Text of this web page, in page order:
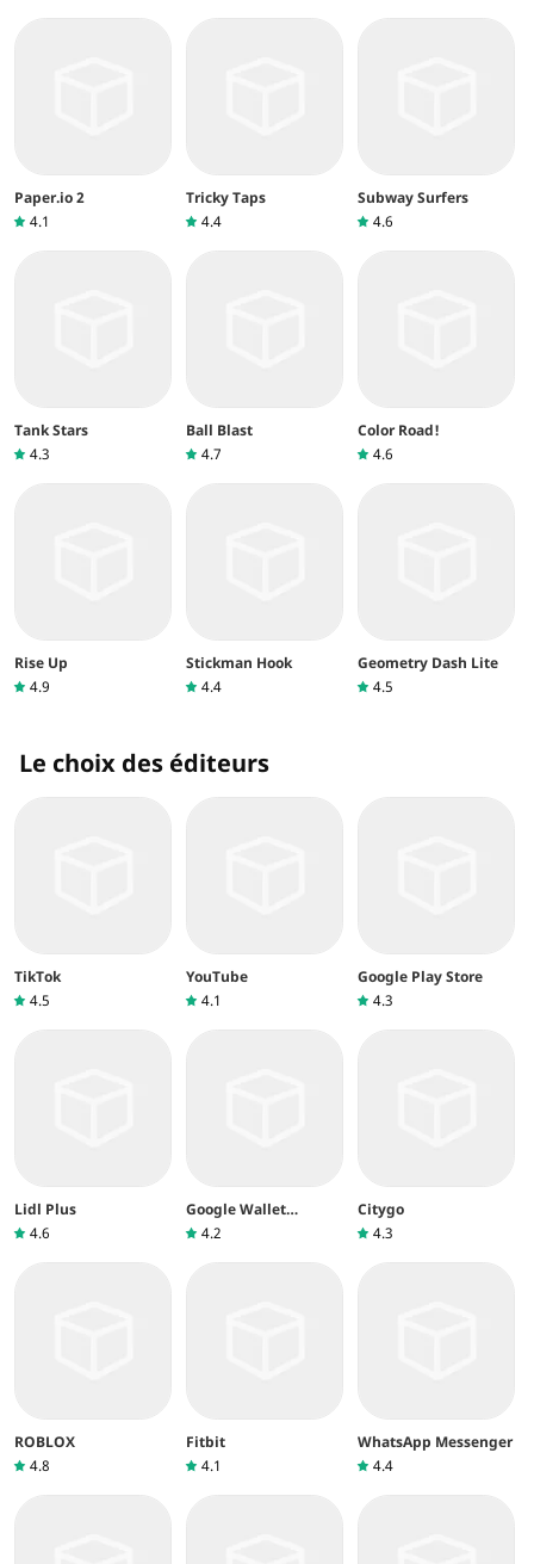
Paper.io 2
4.1
Tricky Taps
4.4
Subway Surfers
4.6
Tank Stars
4.3
Ball Blast
4.7
Color Road!
4.6
Rise Up
4.9
Stickman Hook
4.4
Geometry Dash Lite
4.5
Le choix des éditeurs
TikTok
4.5
YouTube
4.1
Google Play Store
4.3
Lidl Plus
4.6
Google Wallet
(Google Pay)
4.2
Citygo
4.3
ROBLOX
4.8
Fitbit
4.1
WhatsApp Messenger
4.4